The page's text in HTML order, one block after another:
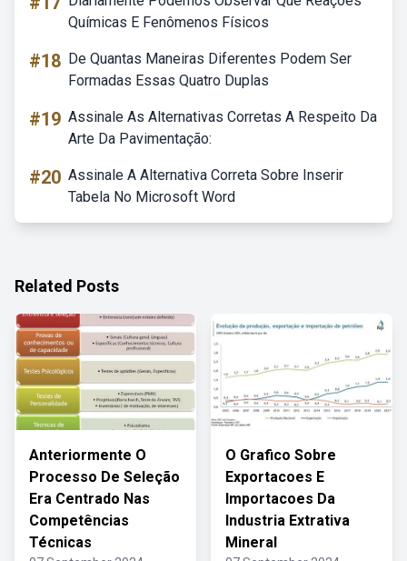
Químicas E Fenômenos Físicos
#18 De Quantas Maneiras Diferentes Podem Ser
Formadas Essas Quatro Duplas
#19 Assinale As Alternativas Corretas A Respeito Da
Arte Da Pavimentação:
#20 Assinale A Alternativa Correta Sobre Inserir
Tabela No Microsoft Word
Related Posts
Anteriormente O
Processo De Seleção
Era Centrado Nas
Competências
Técnicas
O Grafico Sobre
Exportacoes E
Importacoes Da
Industria Extrativa
Mineral